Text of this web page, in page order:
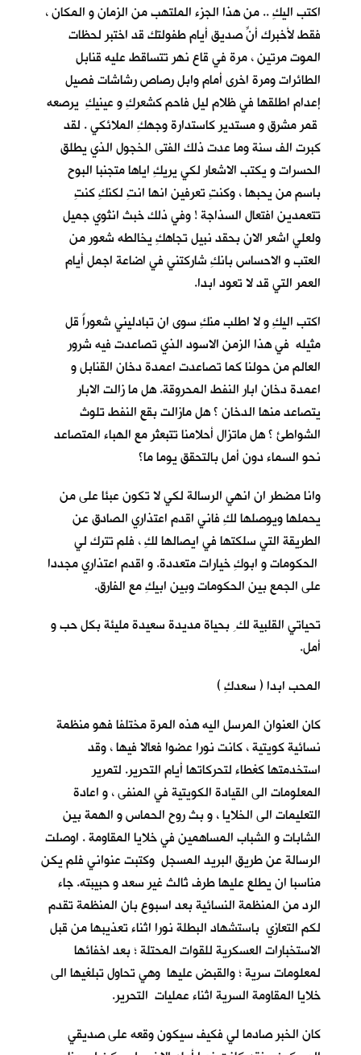
اكتب اليكِ .. من هذا الجزء الملتهب من الزمان و المكان ،
فقط لأخبرك أنّ صديق أيام طفولتكِ قد اختبر لحظات
الموت مرتين ، مرة في قاع نهر تتساقط عليه قنابل
الطائرات ومرة اخرى أمام وابل رصاص رشاشات فصيل
إعدام اطلقها في ظلام ليل فاحم كشعركِ و عينيكِ يرصعه
قمر مشرق و مستدير كاستدارة وجهكِ الملائكي . لقد
كبرت الف سنة وما عدت ذلك الفتى الخجول الذي يطلق
الحسرات و يكتب الاشعار لكي يريكِ اياها متجنبا البوح
باسم من يحبها ، وكنتِ تعرفين انها انتِ لكنكِ كنتِ
تتعمدين افتعال السذاجة ! وفي ذلك خبث انثوي جميل
ولعلي اشعر الان بحقد نبيل تجاهكِ يخالطه شعور من
العتب و الاحساس بانكِ شاركتني في اضاعة اجمل أيام
العمر التي قد لا تعود ابدا.
اكتب اليكِ و لا اطلب منكِ سوى ان تبادليني شعوراً قل
مثيله في هذا الزمن الاسود الذي تصاعدت فيه شرور
العالم من حولنا كما تصاعدت اعمدة دخان القنابل و
اعمدة دخان ابار النفط المحروقة. هل ما زالت الابار
يتصاعد منها الدخان ؟ هل مازالت بقع النفط تلوث
الشواطئ ؟ هل ماتزال أحلامنا تتبعثر مع الهباء المتصاعد
نحو السماء دون أمل بالتحقق يوما ما؟
وانا مضطر ان انهي الرسالة لكي لا تكون عبئا على من
يحملها ويوصلها لكِ فاني اقدم اعتذاري الصادق عن
الطريقة التي سلكتها في ايصالها لكِ ، فلم تترك لي
الحكومات و ابوكِ خيارات متعددة. و اقدم اعتذاري مجددا
على الجمع بين الحكومات وبين ابيكِ مع الفارق.
تحياتي القلبية لك ِ بحياة مديدة سعيدة مليئة بكل حب و
أمل.
المحب ابدا ( سعدكِ )
كان العنوان المرسل اليه هذه المرة مختلفا فهو منظمة
نسائية كويتية ، كانت نورا عضوا فعالا فيها ، وقد
استخدمتها كغطاء لتحركاتها أيام التحرير. لتمرير
المعلومات الى القيادة الكويتية في المنفى ، و اعادة
التعليمات الى الخلايا ، و بث روح الحماس و الهمة بين
الشابات و الشباب المساهمين في خلايا المقاومة . اوصلت
الرسالة عن طريق البريد المسجل وكتبت عنواني فلم يكن
مناسبا ان يطلع عليها طرف ثالث غير سعد و حبيبته. جاء
الرد من المنظمة النسائية بعد اسبوع بان المنظمة تقدم
لكم التعازي باستشهاد البطلة نورا اثناء تعذيبها من قبل
الاستخبارات العسكرية للقوات المحتلة ؛ بعد اخفائها
لمعلومات سرية ؛ والقبض عليها وهي تحاول تبلغيها الى
خلايا المقاومة السرية اثناء عمليات التحرير.
كان الخبر صادما لي فكيف سيكون وقعه على صديقي